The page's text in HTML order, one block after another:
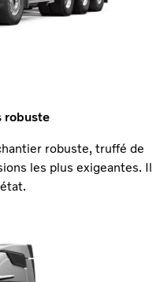
robuste
robuste, truffé de
les plus exigeantes. Il